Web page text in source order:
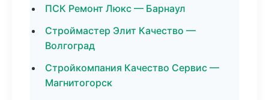
ПСК Ремонт Люкс — Барнаул
Строймастер Элит Качество —
Волгоград
Стройкомпания Качество Сервис —
Магнитогорск